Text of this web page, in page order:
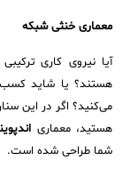
معماری خنثی شبکه
آیا نیروی کاری
هستند؟ یا شاید
می‌کنید؟ اگر در این
هستید، معماری
شما طراحی شده است.